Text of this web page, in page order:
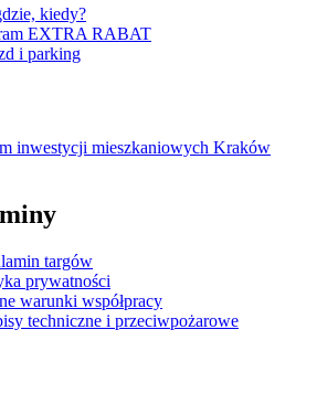
kiedy?
EXTRA RABAT
i parking
inwestycji mieszkaniowych Kraków
targów
prywatności
warunki współpracy
techniczne i przeciwpożarowe